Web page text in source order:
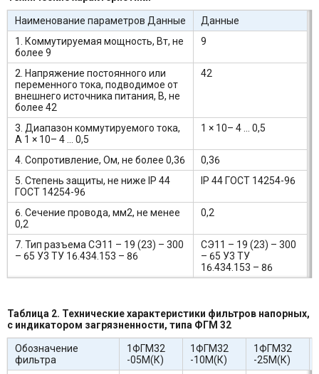
Наименование параметров Данные
Данные
1. Коммутируемая мощность, Вт, не
более 9
9
2. Напряжение постоянного или
переменного тока, подводимое от
внешнего источника питания, В, не
более 42
42
3. Диапазон коммутируемого тока,
А 1 × 10– 4 ... 0,5
1 × 10– 4 ... 0,5
4. Сопротивление, Ом, не более 0,36
0,36
5. Степень защиты, не ниже IP 44
ГОСТ 14254-96
IP 44 ГОСТ 14254-96
6. Сечение провода, мм2, не менее
0,2
0,2
7. Тип разъема СЭ11 – 19 (23) – 300
– 65 У3 ТУ 16.434.153 – 86
СЭ11 – 19 (23) – 300
– 65 У3 ТУ
16.434.153 – 86
Таблица 2. Технические характеристики фильтров напорных,
с индикатором загрязненности, типа ФГМ 32
Обозначение
фильтра
1ФГМ32
-05М(К)
1ФГМ32
-10М(К)
1ФГМ32
-25М(К)